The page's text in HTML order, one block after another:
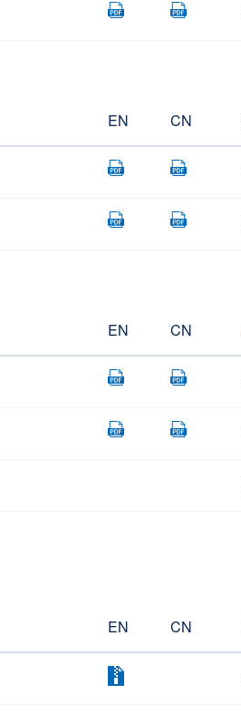
EN CN
EN CN
EN CN